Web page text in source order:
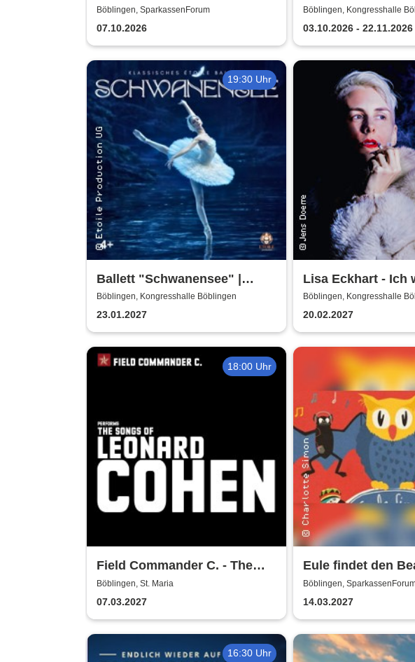
Böblingen, SparkassenForum
07.10.2026
Einaudi: Tribute-
Klavierkonzert -
Einaudi Tribute bei
Kerzenschein
Böblingen, Kongresshalle
03.10.2026 - 22.11.2026
19:30 Uhr
Ballett "Schwanensee" |
Klassisches Etoile Ballett
Böblingen, Kongresshalle Böblingen
23.01.2027
Lisa Eckhart - Ich
Böblingen, Kongresshalle
20.02.2027
18:00 Uhr
Field Commander C. - The
Songs of Leonard Cohen
Böblingen, St. Maria
07.03.2027
Eule findet den
Böblingen,
14.03.2027
16:30 Uhr